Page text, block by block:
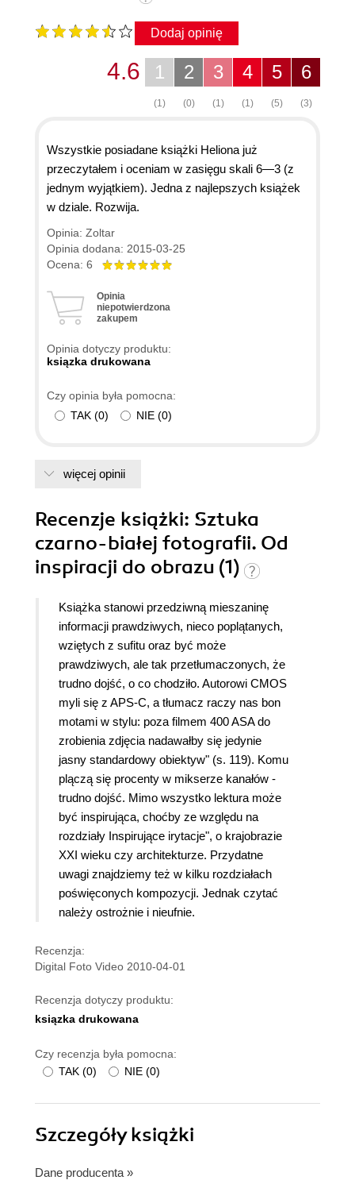
Dodaj opinię
6
(3)
5
(5)
4
(1)
3
(1)
2
(0)
1
(1)
4.6
Wszystkie posiadane książki Heliona już
przeczytałem i oceniam w zasięgu skali 6—3 (z
jednym wyjątkiem). Jedna z najlepszych książek
w dziale. Rozwija.
Opinia: Zoltar
Opinia dodana: 2015-03-25
Ocena: 6
Opinia
niepotwierdzona
zakupem
Opinia dotyczy produktu:
ksiązka drukowana
Czy opinia była pomocna:
TAK (0) NIE (0)
więcej opinii
Recenzje książki: Sztuka
czarno-białej fotografii. Od
inspiracji do obrazu (1)
Książka stanowi przedziwną mieszaninę
informacji prawdziwych, nieco poplątanych,
wziętych z sufitu oraz być może
prawdziwych, ale tak przetłumaczonych, że
trudno dojść, o co chodziło. Autorowi CMOS
myli się z APS-C, a tłumacz raczy nas bon
motami w stylu: poza filmem 400 ASA do
zrobienia zdjęcia nadawałby się jedynie
jasny standardowy obiektyw" (s. 119). Komu
plączą się procenty w mikserze kanałów -
trudno dojść. Mimo wszystko lektura może
być inspirująca, choćby ze względu na
rozdziały Inspirujące irytacje", o krajobrazie
XXI wieku czy architekturze. Przydatne
uwagi znajdziemy też w kilku rozdziałach
poświęconych kompozycji. Jednak czytać
należy ostrożnie i nieufnie.
Recenzja:
Digital Foto Video 2010-04-01
Recenzja dotyczy produktu:
ksiązka drukowana
Czy recenzja była pomocna:
TAK (0) NIE (0)
Szczegółyksiążki
Dane producenta »